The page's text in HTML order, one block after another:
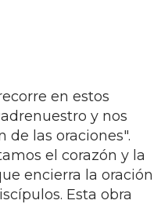
en estos
y nos
de las oraciones".
el corazón y la
encierra la oración
Esta obra